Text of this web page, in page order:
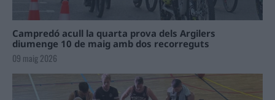
Campredó acull la quarta prova dels Argilers
diumenge 10 de maig amb dos recorreguts
09 maig 2026